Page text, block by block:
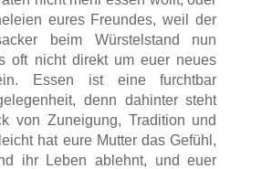
eures Freundes, weil der
beim Würstelstand nun
oft nicht direkt um euer neues
Essen ist eine furchtbar
denn dahinter steht
von Zuneigung, Tradition und
hat eure Mutter das Gefühl,
ihr Leben ablehnt, und euer